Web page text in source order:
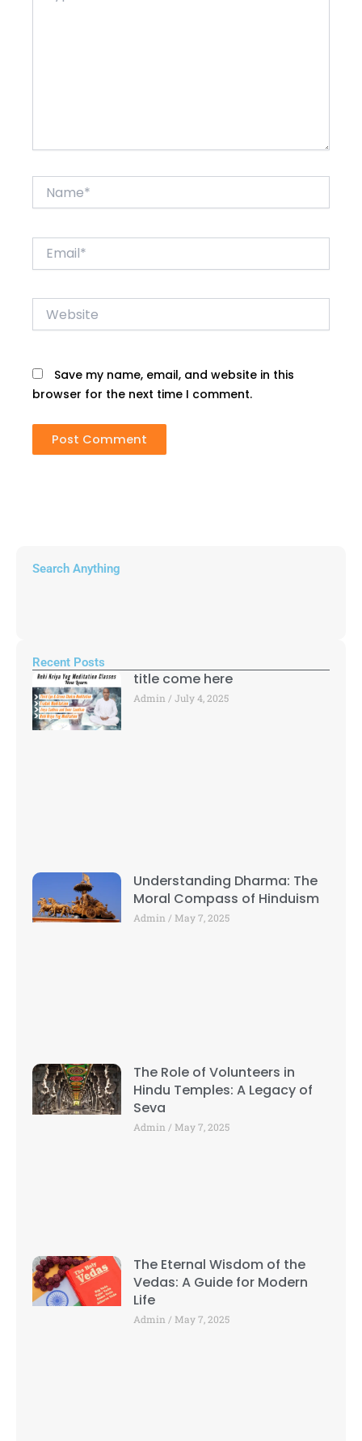
Website
Save my name, email, and website in this
browser for the next time I comment.
Search Anything
Recent Posts
title come here
Admin July 4, 2025
Understanding Dharma: The
Moral Compass of Hinduism
Admin May 7, 2025
The Role of Volunteers in
Hindu Temples: A Legacy of
Seva
Admin May 7, 2025
The Eternal Wisdom of the
Vedas: A Guide for Modern
Life
Admin May 7, 2025